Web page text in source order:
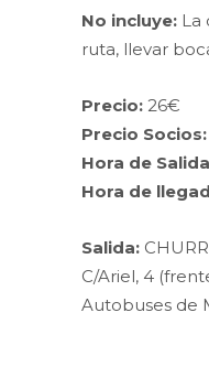
No incluye: La
ruta, llevar
Precio: 26€
Precio Socios:
Hora de
Hora de
Salida:
C/Ariel, 4
Autobuses de